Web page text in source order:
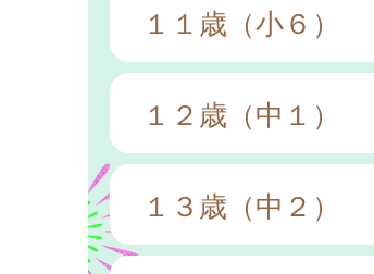
１１歳（小６）
１２歳（中１）
１３歳（中２）